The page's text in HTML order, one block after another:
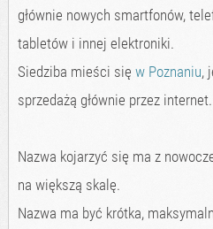
głównie nowych smartfonów,
tabletów i innej elektroniki.
Siedziba mieści się w Poznaniu,
sprzedażą głównie przez internet.
Nazwa kojarzyć się ma z
na większą skalę.
Nazwa ma być krótka,